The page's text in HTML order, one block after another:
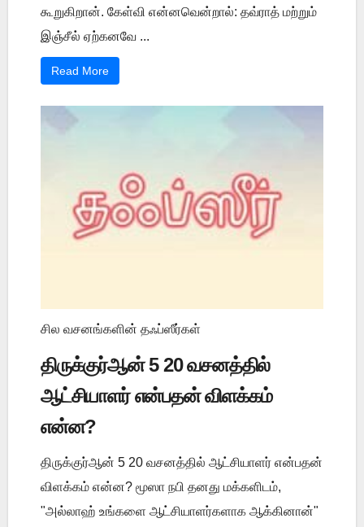
கூறுகிறான். கேள்வி என்னவென்றால்: தவ்ராத் மற்றும்
இஞ்சீல் ஏற்கனவே ...
Read More
சில வசனங்களின் தஃப்ஸீர்கள்
திருக்குர்ஆன் 5 20 வசனத்தில்
ஆட்சியாளர் என்பதன் விளக்கம்
என்ன?
திருக்குர்ஆன் 5 20 வசனத்தில் ஆட்சியாளர் என்பதன்
விளக்கம் என்ன? மூஸா நபி தனது மக்களிடம்,
"அல்லாஹ் உங்களை ஆட்சியாளர்களாக ஆக்கினான்"